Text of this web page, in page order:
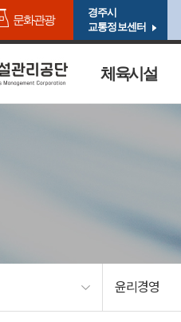
문화관광
경주시
교통정보센터
체육시설
윤리경영